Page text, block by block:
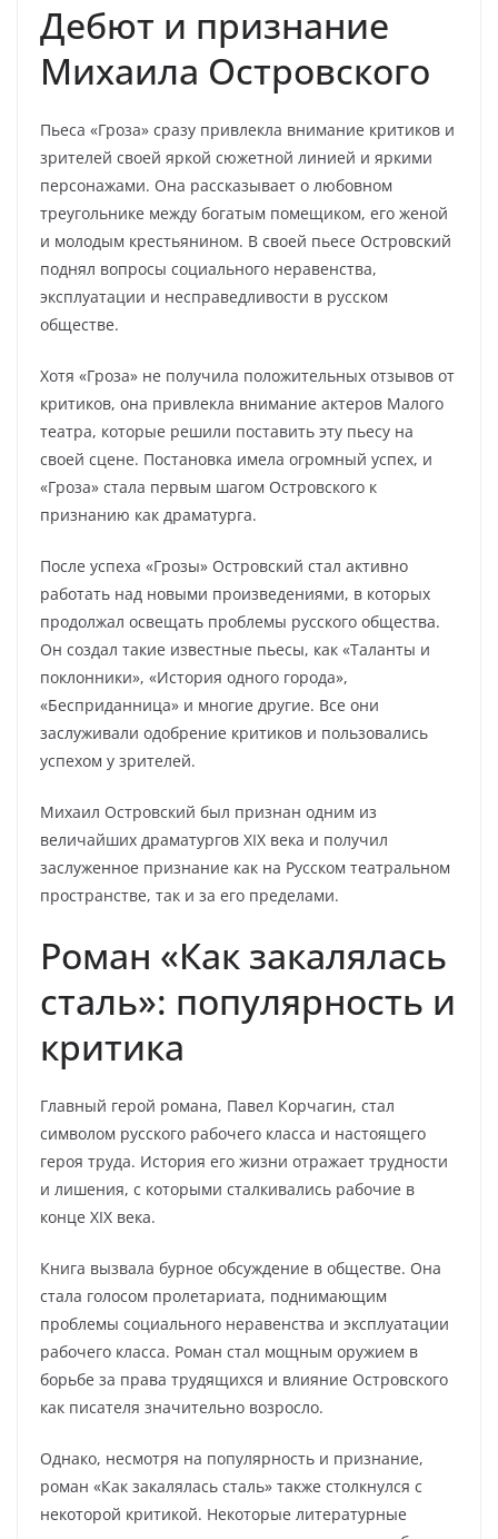
Дебют и признание
Михаила Островского
Пьеса «Гроза» сразу привлекла внимание критиков и
зрителей своей яркой сюжетной линией и яркими
персонажами. Она рассказывает о любовном
треугольнике между богатым помещиком, его женой
и молодым крестьянином. В своей пьесе Островский
поднял вопросы социального неравенства,
эксплуатации и несправедливости в русском
обществе.
Хотя «Гроза» не получила положительных отзывов от
критиков, она привлекла внимание актеров Малого
театра, которые решили поставить эту пьесу на
своей сцене. Постановка имела огромный успех, и
«Гроза» стала первым шагом Островского к
признанию как драматурга.
После успеха «Грозы» Островский стал активно
работать над новыми произведениями, в которых
продолжал освещать проблемы русского общества.
Он создал такие известные пьесы, как «Таланты и
поклонники», «История одного города»,
«Бесприданница» и многие другие. Все они
заслуживали одобрение критиков и пользовались
успехом у зрителей.
Михаил Островский был признан одним из
величайших драматургов XIX века и получил
заслуженное признание как на Русском театральном
пространстве, так и за его пределами.
Роман «Как закалялась
сталь»: популярность и
критика
Главный герой романа, Павел Корчагин, стал
символом русского рабочего класса и настоящего
героя труда. История его жизни отражает трудности
и лишения, с которыми сталкивались рабочие в
конце XIX века.
Книга вызвала бурное обсуждение в обществе. Она
стала голосом пролетариата, поднимающим
проблемы социального неравенства и эксплуатации
рабочего класса. Роман стал мощным оружием в
борьбе за права трудящихся и влияние Островского
как писателя значительно возросло.
Однако, несмотря на популярность и признание,
роман «Как закалялась сталь» также столкнулся с
некоторой критикой. Некоторые литературные